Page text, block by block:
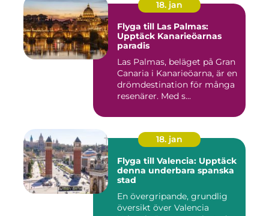
18. jan
Flyga till Las Palmas:
Upptäck Kanarieöarnas
paradis
Las Palmas, beläget på Gran
Canaria i Kanarieöarna, är en
drömdestination för många
resenärer. Med s...
18. jan
Flyga till Valencia: Upptäck
denna underbara spanska
stad
En övergripande, grundlig
översikt över Valencia